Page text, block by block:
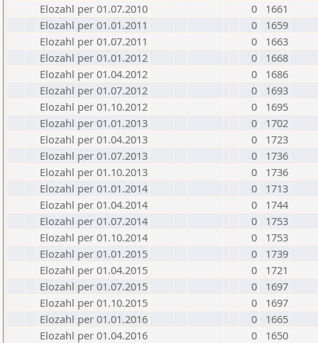
Elozahl per 01.07.2010
0
1661
Elozahl per 01.01.2011
0
1659
Elozahl per 01.07.2011
0
1663
Elozahl per 01.01.2012
0
1668
Elozahl per 01.04.2012
0
1686
Elozahl per 01.07.2012
0
1693
Elozahl per 01.10.2012
0
1695
Elozahl per 01.01.2013
0
1702
Elozahl per 01.04.2013
0
1723
Elozahl per 01.07.2013
0
1736
Elozahl per 01.10.2013
0
1736
Elozahl per 01.01.2014
0
1713
Elozahl per 01.04.2014
0
1744
Elozahl per 01.07.2014
0
1753
Elozahl per 01.10.2014
0
1753
Elozahl per 01.01.2015
0
1739
Elozahl per 01.04.2015
0
1721
Elozahl per 01.07.2015
0
1697
Elozahl per 01.10.2015
0
1697
Elozahl per 01.01.2016
0
1665
Elozahl per 01.04.2016
0
1650